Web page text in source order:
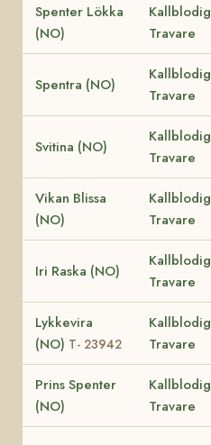
Spenter Lökka
(NO)
Kallblodig
Travare
Spentra (NO)
Kallblodig
Travare
Svitina (NO)
Kallblodig
Travare
Vikan Blissa
(NO)
Kallblodig
Travare
Iri Raska (NO)
Kallblodig
Travare
Lykkevira
(NO) T- 23942
Kallblodig
Travare
Prins Spenter
(NO)
Kallblodig
Travare